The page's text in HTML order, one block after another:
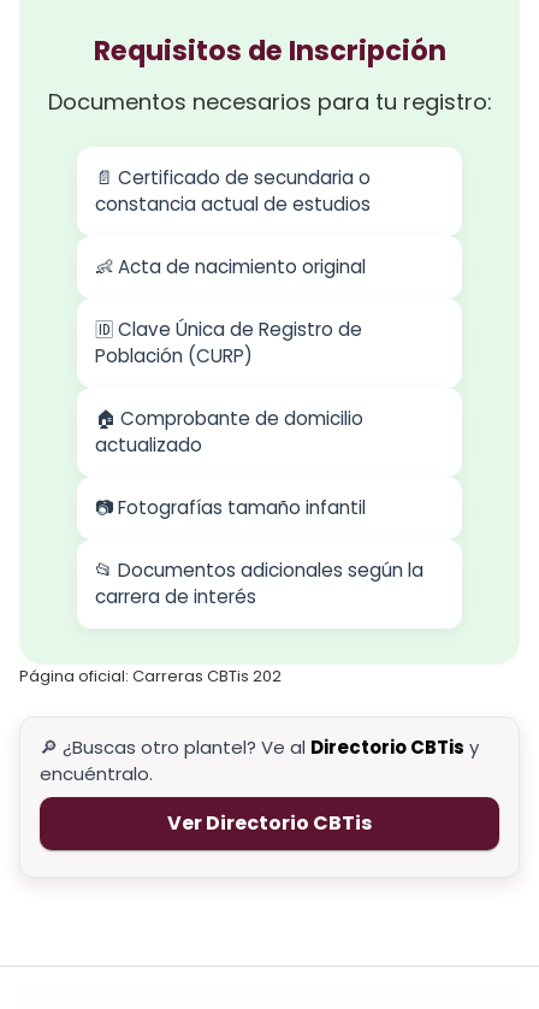
Requisitos de Inscripción
Documentos necesarios para tu registro:
📄 Certificado de secundaria o
constancia actual de estudios
👶 Acta de nacimiento original
🆔 Clave Única de Registro de
Población (CURP)
🏠 Comprobante de domicilio
actualizado
📷 Fotografías tamaño infantil
📂 Documentos adicionales según la
carrera de interés
Página oficial: Carreras CBTis 202
🔎 ¿Buscas otro plantel? Ve al Directorio CBTis y
encuéntralo.
Ver Directorio CBTis